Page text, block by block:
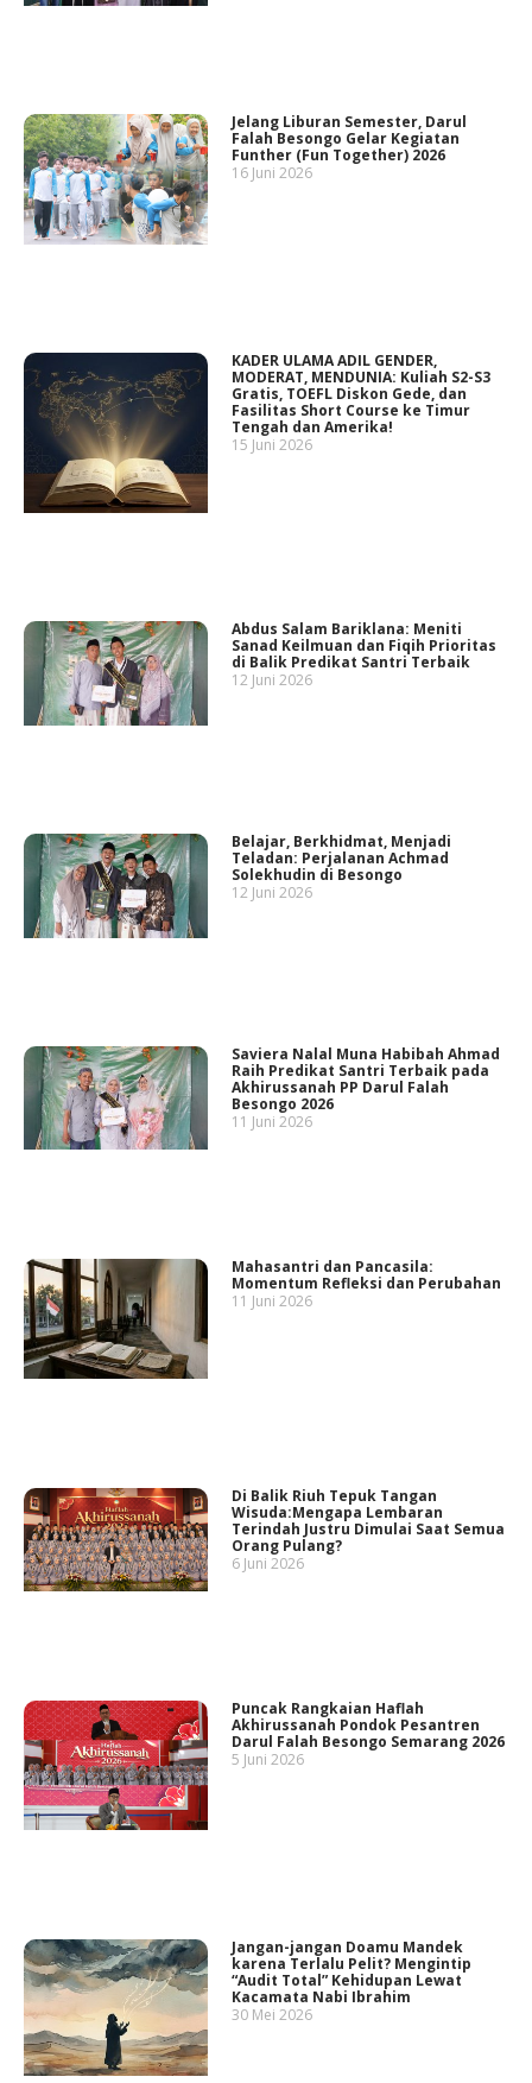
Jelang Liburan Semester, Darul
Falah Besongo Gelar Kegiatan
Funther (Fun Together) 2026
16 Juni 2026
KADER ULAMA ADIL GENDER,
MODERAT, MENDUNIA: Kuliah S2-S3
Gratis, TOEFL Diskon Gede, dan
Fasilitas Short Course ke Timur
Tengah dan Amerika!
15 Juni 2026
Abdus Salam Bariklana: Meniti
Sanad Keilmuan dan Fiqih Prioritas
di Balik Predikat Santri Terbaik
12 Juni 2026
Belajar, Berkhidmat, Menjadi
Teladan: Perjalanan Achmad
Solekhudin di Besongo
12 Juni 2026
Saviera Nalal Muna Habibah Ahmad
Raih Predikat Santri Terbaik pada
Akhirussanah PP Darul Falah
Besongo 2026
11 Juni 2026
Mahasantri dan Pancasila:
Momentum Refleksi dan Perubahan
11 Juni 2026
Di Balik Riuh Tepuk Tangan
Wisuda:Mengapa Lembaran
Terindah Justru Dimulai Saat Semua
Orang Pulang?
6 Juni 2026
Puncak Rangkaian Haflah
Akhirussanah Pondok Pesantren
Darul Falah Besongo Semarang 2026
5 Juni 2026
Jangan-jangan Doamu Mandek
karena Terlalu Pelit? Mengintip
“Audit Total” Kehidupan Lewat
Kacamata Nabi Ibrahim
30 Mei 2026